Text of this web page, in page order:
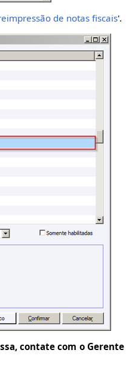
de notas fiscais'.
contate com o Gerente